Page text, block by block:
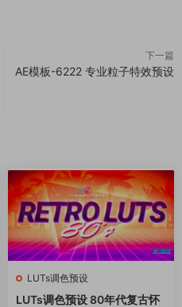
下一篇
AE模板-6222 专业粒子特效预设
LUTs调色预设
LUTs调色预设 80年代复古怀